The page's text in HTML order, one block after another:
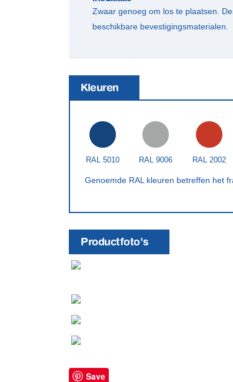
Zwaar genoeg om los te plaatsen.
beschikbare bevestigingsmaterialen.
Kleuren
RAL 5010 RAL 9006 RAL 2002
Genoemde RAL kleuren betreffen het
Productfoto's
Save